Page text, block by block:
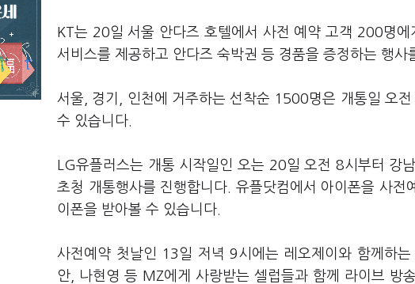
KT는 20일 서울 안다즈 호텔에서 사전 예약 고객 200명
서비스를 제공하고 안다즈 숙박권 등 경품을 증정하는 행사
서울, 경기, 인천에 거주하는 선착순 1500명은 개통일 오
수 있습니다.
LG유플러스는 개통 시작일인 오는 20일 오전 8시부터 강
초청 개통행사를 진행합니다. 유플닷컴에서 아이폰을 사
이폰을 받아볼 수 있습니다.
사전예약 첫날인 13일 저녁 9시에는 레오제이와 함께하
안, 나현영 등 MZ에게 사랑받는 셀럽들과 함께 라이브 방